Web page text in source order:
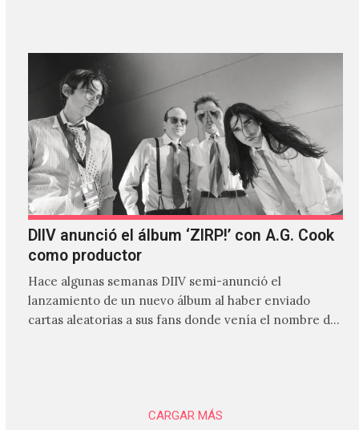
DIIV anunció el álbum ‘ZIRP!’ con A.G. Cook
como productor
Hace algunas semanas DIIV semi-anunció el
lanzamiento de un nuevo álbum al haber enviado
cartas aleatorias a sus fans donde venía el nombre de
CARGAR MÁS